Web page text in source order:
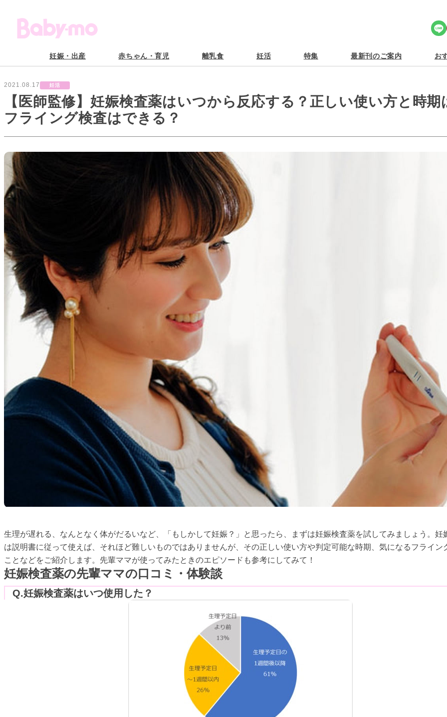
Share Icon
妊娠・出産 赤ちゃん・育児 離乳食 妊活 特集 最新刊のご案内 お
2021.08.17 妊活
【医師監修】妊娠検査薬はいつから反応する？正しい使い方と時期
フライング検査はできる？
生理が遅れる、なんとなく体がだるいなど、「もしかして妊娠？」と思ったら、まずは妊娠検査薬を試してみましょう。妊
は説明書に従って使えば、それほど難しいものではありませんが、その正しい使い方や判定可能な時期、気になるフライン
ことなどをご紹介します。先輩ママが使ってみたときのエピソードも参考にしてみて！
妊娠検査薬の先輩ママの口コミ・体験談
Q.妊娠検査薬はいつ使用した？